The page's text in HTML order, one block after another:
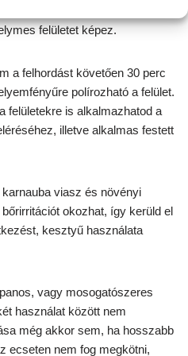
felületet képez.
a felhordást követően 30 perc
polírozható a felület.
felületekre is alkalmazhatod a
illetve alkalmas festett
viasz és növényi
okozhat, így kerüld el
kesztyű használata
vagy mosogatószeres
használat között nem
még akkor sem, ha hosszabb
ecseten nem fog megkötni,